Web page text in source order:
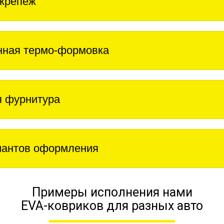
термо-формовка
фурнитура
оформления
Примеры исполнения нами
EVA-ковриков для разных авто